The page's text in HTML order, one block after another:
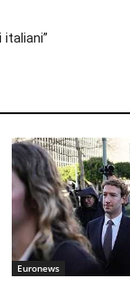
Euronews